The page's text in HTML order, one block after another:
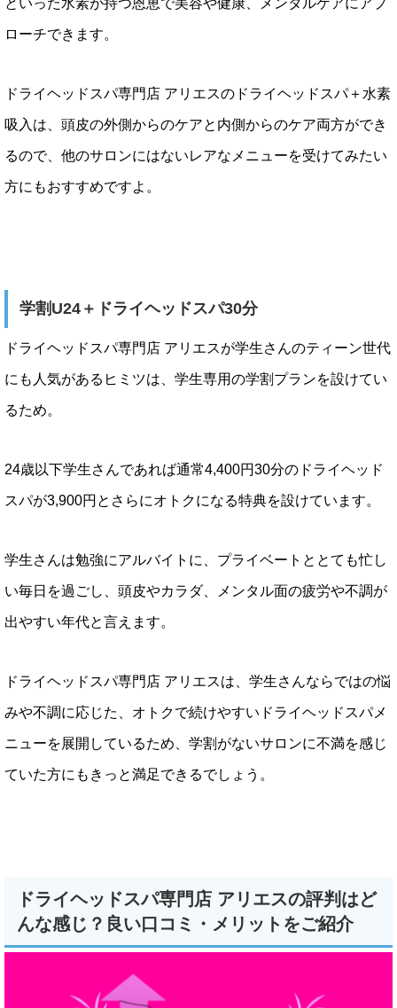
といった水素が持つ恩恵で美容や健康、メンタルケアにアプ
ローチできます。
ドライヘッドスパ専門店 アリエスのドライヘッドスパ＋水素
吸入は、頭皮の外側からのケアと内側からのケア両方ができ
るので、他のサロンにはないレアなメニューを受けてみたい
方にもおすすめですよ。
学割U24＋ドライヘッドスパ30分
ドライヘッドスパ専門店 アリエスが学生さんのティーン世代
にも人気があるヒミツは、学生専用の学割プランを設けてい
るため。
24歳以下学生さんであれば通常4,400円30分のドライヘッド
スパが3,900円とさらにオトクになる特典を設けています。
学生さんは勉強にアルバイトに、プライベートととても忙し
い毎日を過ごし、頭皮やカラダ、メンタル面の疲労や不調が
出やすい年代と言えます。
ドライヘッドスパ専門店 アリエスは、学生さんならではの悩
みや不調に応じた、オトクで続けやすいドライヘッドスパメ
ニューを展開しているため、学割がないサロンに不満を感じ
ていた方にもきっと満足できるでしょう。
ドライヘッドスパ専門店 アリエスの評判はど
んな感じ？良い口コミ・メリットをご紹介